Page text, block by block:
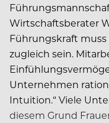
Wirtschaftsberater
Führungskraft
zugleich sein.
Unternehmen
Intuition.“ Viele
diesem Grund